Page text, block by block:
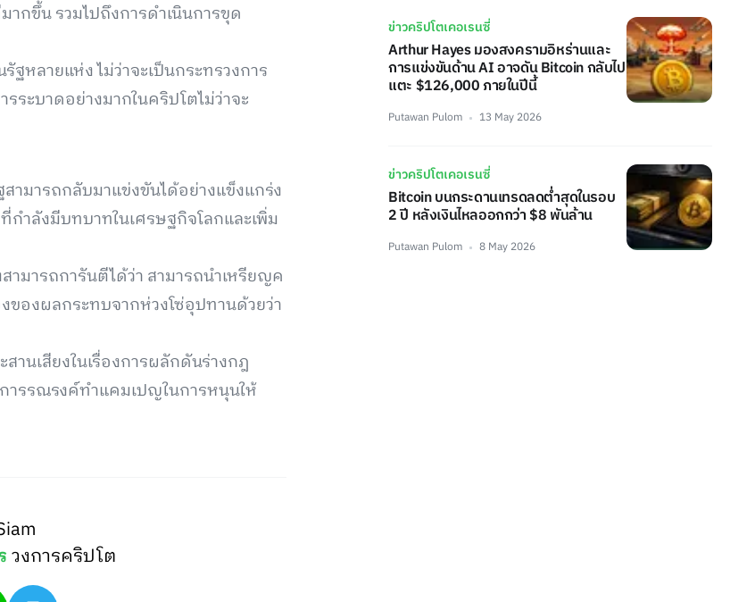
กขึ้น รวมไปถึงการดำเนินการขุด
ฐหลายแห่ง ไม่ว่าจะเป็นกระทรวงการ
ะบาดอย่างมากในคริปโตไม่ว่าจะ
ามารถกลับมาแข่งขันได้อย่างแข็งแกร่ง
ำลังมีบทบาทในเศรษฐกิจโลกและเพิ่ม
ามารถการันตีได้ว่า สามารถนำเหรียญค
ของผลกระทบจากห่วงโซ่อุปทานด้วยว่า
านเสียงในเรื่องการผลักดันร่างกฎ
ารรณรงค์ทำแคมเปญในการหนุนให้
วงการคริปโต
ข่าวคริปโตเคอเรนซี่
Arthur Hayes มองสงครามอิหร่านและ
การแข่งขันด้าน AI อาจดัน Bitcoin กลับไป
แตะ $126,000 ภายในปีนี้
Putawan Pulom 13 May 2026
ข่าวคริปโตเคอเรนซี่
Bitcoin บนกระดานเทรดลดต่ำสุดในรอบ
2 ปี หลังเงินไหลออกกว่า $8 พันล้าน
Putawan Pulom 8 May 2026